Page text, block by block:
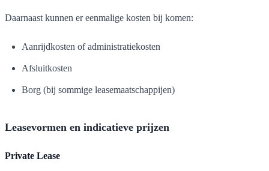
Daarnaast kunnen er eenmalige kosten bij komen:
Aanrijdkosten of administratiekosten
Afsluitkosten
Borg (bij sommige leasemaatschappijen)
Leasevormen en indicatieve prijzen
Private Lease